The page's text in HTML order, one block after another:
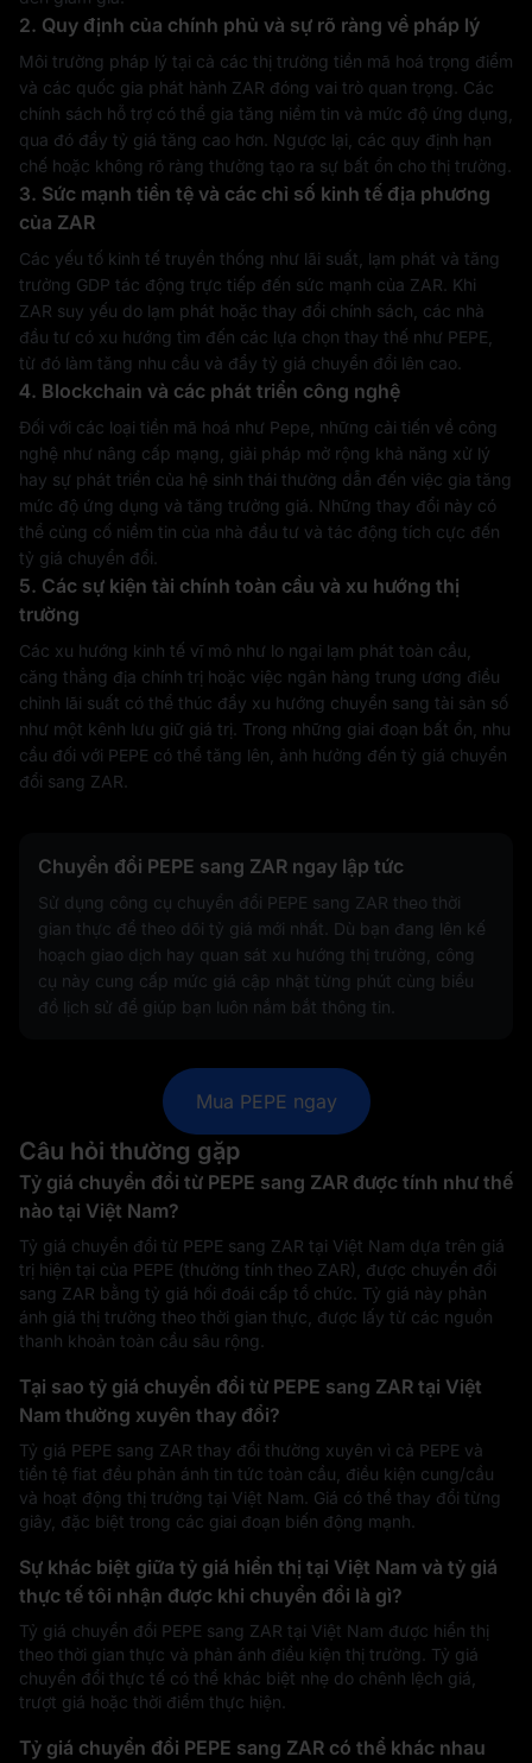
2. Quy định của chính phủ và sự rõ ràng về pháp lý
Môi trường pháp lý tại cả các thị trường tiền mã hoá trọng điểm
và các quốc gia phát hành ZAR đóng vai trò quan trọng. Các
chính sách hỗ trợ có thể gia tăng niềm tin và mức độ ứng dụng,
qua đó đẩy tỷ giá tăng cao hơn. Ngược lại, các quy định hạn
chế hoặc không rõ ràng thường tạo ra sự bất ổn cho thị trường.
3. Sức mạnh tiền tệ và các chỉ số kinh tế địa phương
của ZAR
Các yếu tố kinh tế truyền thống như lãi suất, lạm phát và tăng
trưởng GDP tác động trực tiếp đến sức mạnh của ZAR. Khi
ZAR suy yếu do lạm phát hoặc thay đổi chính sách, các nhà
đầu tư có xu hướng tìm đến các lựa chọn thay thế như PEPE,
từ đó làm tăng nhu cầu và đẩy tỷ giá chuyển đổi lên cao.
4. Blockchain và các phát triển công nghệ
Đối với các loại tiền mã hoá như Pepe, những cải tiến về công
nghệ như nâng cấp mạng, giải pháp mở rộng khả năng xử lý
hay sự phát triển của hệ sinh thái thường dẫn đến việc gia tăng
mức độ ứng dụng và tăng trưởng giá. Những thay đổi này có
thể củng cố niềm tin của nhà đầu tư và tác động tích cực đến
tỷ giá chuyển đổi.
5. Các sự kiện tài chính toàn cầu và xu hướng thị
trường
Các xu hướng kinh tế vĩ mô như lo ngại lạm phát toàn cầu,
căng thẳng địa chính trị hoặc việc ngân hàng trung ương điều
chỉnh lãi suất có thể thúc đẩy xu hướng chuyển sang tài sản số
như một kênh lưu giữ giá trị. Trong những giai đoạn bất ổn, nhu
cầu đối với PEPE có thể tăng lên, ảnh hưởng đến tỷ giá chuyển
đổi sang ZAR.
Chuyển đổi PEPE sang ZAR ngay lập tức
Sử dụng công cụ chuyển đổi PEPE sang ZAR theo thời
gian thực để theo dõi tỷ giá mới nhất. Dù bạn đang lên kế
hoạch giao dịch hay quan sát xu hướng thị trường, công
cụ này cung cấp mức giá cập nhật từng phút cùng biểu
đồ lịch sử để giúp bạn luôn nắm bắt thông tin.
Mua PEPE ngay
Câu hỏi thường gặp
Tỷ giá chuyển đổi từ PEPE sang ZAR được tính như thế
nào tại Việt Nam?
Tỷ giá chuyển đổi từ PEPE sang ZAR tại Việt Nam dựa trên giá
trị hiện tại của PEPE (thường tính theo ZAR), được chuyển đổi
sang ZAR bằng tỷ giá hối đoái cấp tổ chức. Tỷ giá này phản
ánh giá thị trường theo thời gian thực, được lấy từ các nguồn
thanh khoản toàn cầu sâu rộng.
Tại sao tỷ giá chuyển đổi từ PEPE sang ZAR tại Việt
Nam thường xuyên thay đổi?
Tỷ giá PEPE sang ZAR thay đổi thường xuyên vì cả PEPE và
tiền tệ fiat đều phản ánh tin tức toàn cầu, điều kiện cung/cầu
và hoạt động thị trường tại Việt Nam. Giá có thể thay đổi từng
giây, đặc biệt trong các giai đoạn biến động mạnh.
Sự khác biệt giữa tỷ giá hiển thị tại Việt Nam và tỷ giá
thực tế tôi nhận được khi chuyển đổi là gì?
Tỷ giá chuyển đổi PEPE sang ZAR tại Việt Nam được hiển thị
theo thời gian thực và phản ánh điều kiện thị trường. Tỷ giá
chuyển đổi thực tế có thể khác biệt nhẹ do chênh lệch giá,
trượt giá hoặc thời điểm thực hiện.
Tỷ giá chuyển đổi PEPE sang ZAR có thể khác nhau